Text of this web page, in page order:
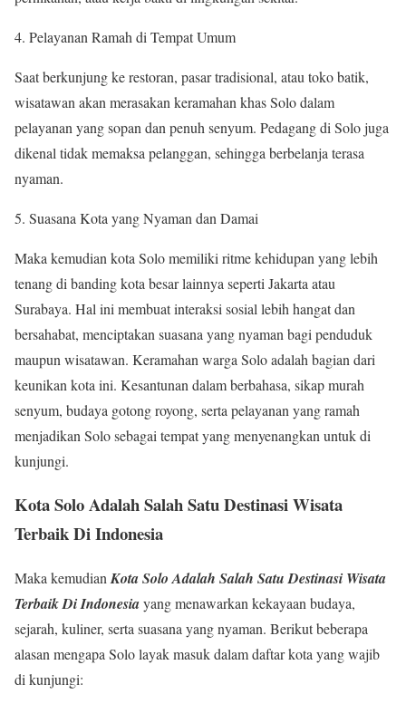
Pelayanan Ramah di Tempat Umum
Saat berkunjung ke restoran, pasar tradisional, atau toko batik,
wisatawan akan merasakan keramahan khas Solo dalam
pelayanan yang sopan dan penuh senyum. Pedagang di Solo juga
dikenal tidak memaksa pelanggan, sehingga berbelanja terasa
nyaman.
Suasana Kota yang Nyaman dan Damai
Maka kemudian kota Solo memiliki ritme kehidupan yang lebih
tenang di banding kota besar lainnya seperti Jakarta atau
Surabaya. Hal ini membuat interaksi sosial lebih hangat dan
bersahabat, menciptakan suasana yang nyaman bagi penduduk
maupun wisatawan. Keramahan warga Solo adalah bagian dari
keunikan kota ini. Kesantunan dalam berbahasa, sikap murah
senyum, budaya gotong royong, serta pelayanan yang ramah
menjadikan Solo sebagai tempat yang menyenangkan untuk di
kunjungi.
Kota Solo Adalah Salah Satu Destinasi Wisata
Terbaik Di Indonesia
Maka kemudianKota Solo Adalah Salah Satu Destinasi Wisata
Terbaik Di Indonesiayang menawarkan kekayaan budaya,
sejarah, kuliner, serta suasana yang nyaman. Berikut beberapa
alasan mengapa Solo layak masuk dalam daftar kota yang wajib
di kunjungi: